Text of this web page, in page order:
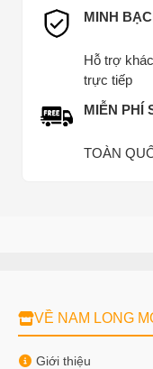
MINH
Hỗ trợ
trực tiếp
MIỄN PHÍ
TOÀN
VỀ NAM LONG
Giới thiệu